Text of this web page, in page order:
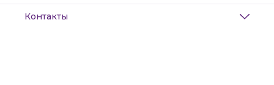
Контакты